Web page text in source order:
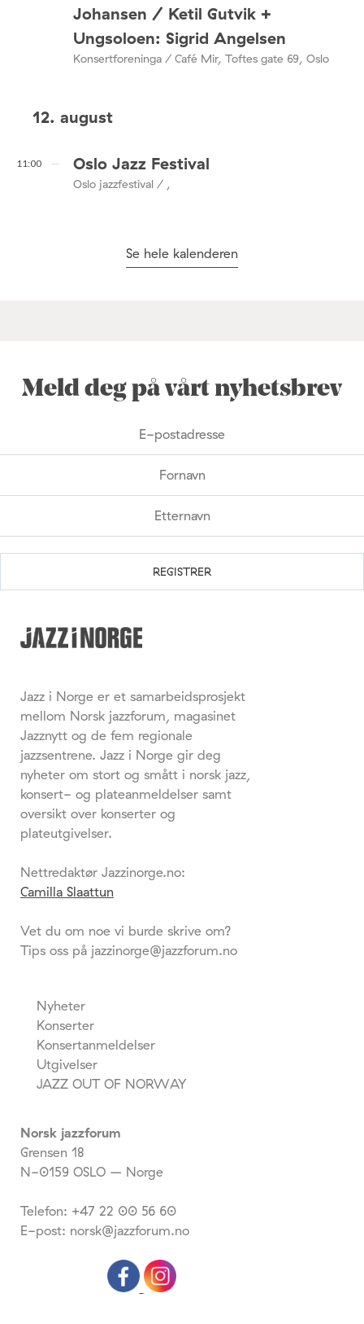
Johansen / Ketil Gutvik +
Ungsoloen: Sigrid Angelsen
Konsertforeninga / Café Mir, Toftes gate 69, Oslo
12. august
11:00 Oslo Jazz Festival
Oslo jazzfestival / ,
Se hele kalenderen
Meld deg på vårt nyhetsbrev
Jazz i Norge er et samarbeidsprosjekt
mellom Norsk jazzforum, magasinet
Jazznytt og de fem regionale
jazzsentrene. Jazz i Norge gir deg
nyheter om stort og smått i norsk jazz,
konsert- og plateanmeldelser samt
oversikt over konserter og
plateutgivelser.
Nettredaktør Jazzinorge.no:
Camilla Slaattun
Vet du om noe vi burde skrive om?
Tips oss på jazzinorge@jazzforum.no
Nyheter
Konserter
Konsertanmeldelser
Utgivelser
JAZZ OUT OF NORWAY
Norsk jazzforum
Grensen 18
N-0159 OSLO – Norge
Telefon: +47 22 00 56 60
E-post: norsk@jazzforum.no